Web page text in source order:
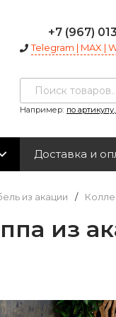
+7 (967)
Telegram | MAX |
Например: по
Доставка и
из акации /
из